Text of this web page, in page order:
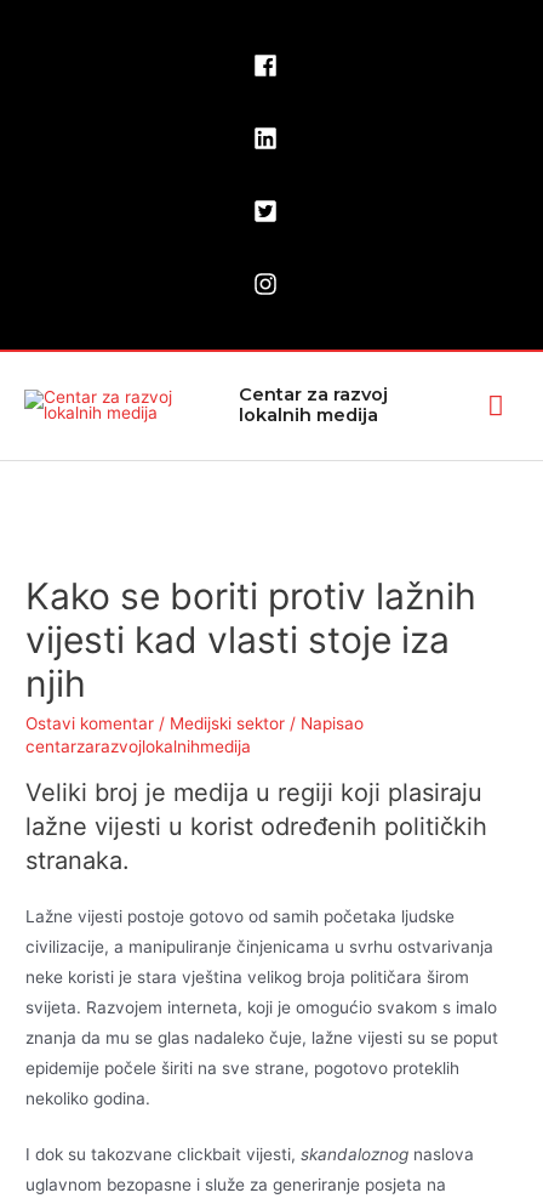
Centar za razvoj
lokalnih medija
Kako se boriti protiv lažnih
vijesti kad vlasti stoje iza
njih
Ostavi komentar / Medijski sektor / Napisao
centarzarazvojlokalnihmedija
Veliki broj je medija u regiji koji plasiraju
lažne vijesti u korist određenih političkih
stranaka.
Lažne vijesti postoje gotovo od samih početaka ljudske
civilizacije, a manipuliranje činjenicama u svrhu ostvarivanja
neke koristi je stara vještina velikog broja političara širom
svijeta. Razvojem interneta, koji je omogućio svakom s imalo
znanja da mu se glas nadaleko čuje, lažne vijesti su se poput
epidemije počele širiti na sve strane, pogotovo proteklih
nekoliko godina.
I dok su takozvane clickbait vijesti,skandaloznog naslova
uglavnom bezopasne i služe za generiranje posjeta na